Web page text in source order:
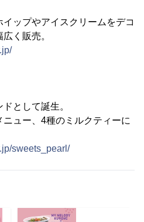
ップやアイスクリームをデコ
く販売。
として誕生。
ュー、4種のミルクティーに
sweets_pearl/